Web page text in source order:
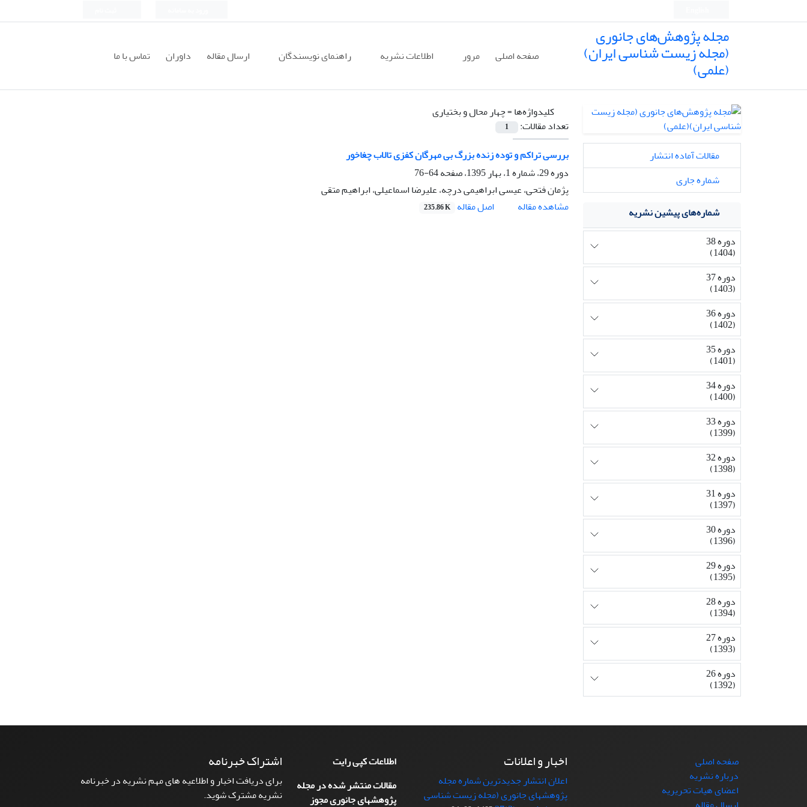
مجله پژوهش‌های جانوری
(مجله زیست شناسی ایران)
(علمی) صفحه اصلی مرور اطلاعات نشریه راهنمای نویسندگان ارسال مقاله داوران تماس با ما
کلیدواژه‌ها =چهار محال و بختیاری
تعداد مقالات:
1
بررسی تراکم و توده زنده بزرگ بی مهرگان کفزی تالاب چغاخور
دوره 29، شماره 1، بهار 1395، صفحه
64-76
پژمان فتحی، عیسی ابراهیمی درچه، علیرضا اسماعیلی، ابراهیم متقی
مشاهده مقاله
اصل مقاله 235.86 K
مقالات آماده انتشار
شماره جاری
شماره‌های پیشین نشریه
دوره 38
(1404)
دوره 37
(1403)
دوره 36
(1402)
دوره 35
(1401)
دوره 34
(1400)
دوره 33
(1399)
دوره 32
(1398)
دوره 31
(1397)
دوره 30
(1396)
دوره 29
(1395)
دوره 28
(1394)
دوره 27
(1393)
دوره 26
(1392)
صفحه اصلی
درباره نشریه
اعضای هیات تحریریه
اخبار و اعلانات
اعلان انتشار جدیدترین شماره مجله
پژوهشهای جانوری (مجله زیست شناسی
اطلاعات کپی رایت
مقالات منتشر شده در مجله
پژوهشهای جانوری مجوز
اشتراک خبرنامه
برای دریافت اخبار و اطلاعیه های مهم نشریه در خبرنامه
نشریه مشترک شوید.